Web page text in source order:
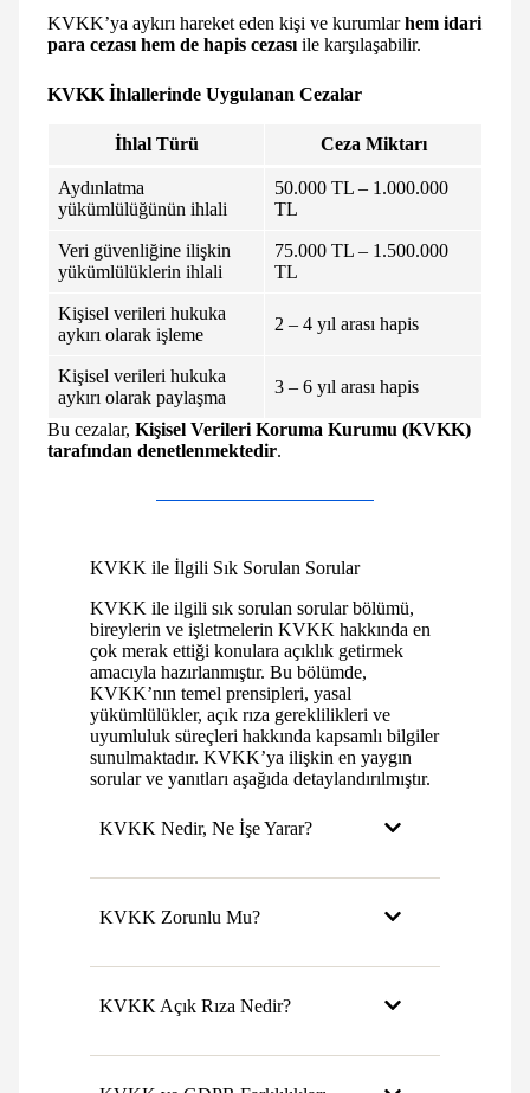
KVKK’ya aykırı hareket eden kişi ve kurumlarhem idari
para cezası hem de hapis cezası ile karşılaşabilir.
KVKK İhlallerinde Uygulanan Cezalar
İhlal Türü Ceza Miktarı
Aydınlatma
yükümlülüğünün ihlali
50.000 TL – 1.000.000
TL
Veri güvenliğine ilişkin
yükümlülüklerin ihlali
75.000 TL – 1.500.000
TL
Kişisel verileri hukuka
aykırı olarak işleme
2 – 4 yıl arası hapis
Kişisel verileri hukuka
aykırı olarak paylaşma
3 – 6 yıl arası hapis
Bu cezalar, Kişisel Verileri Koruma Kurumu (KVKK)
tarafından denetlenmektedir.
KVKK ile İlgili Sık Sorulan Sorular
KVKK ile ilgili sık sorulan sorular bölümü,
bireylerin ve işletmelerin KVKK hakkında en
çok merak ettiği konulara açıklık getirmek
amacıyla hazırlanmıştır. Bu bölümde,
KVKK’nın temel prensipleri, yasal
yükümlülükler, açık rıza gereklilikleri ve
uyumluluk süreçleri hakkında kapsamlı bilgiler
sunulmaktadır. KVKK’ya ilişkin en yaygın
sorular ve yanıtları aşağıda detaylandırılmıştır.
KVKK Nedir, Ne İşe Yarar?
KVKK Zorunlu Mu?
KVKK Açık Rıza Nedir?